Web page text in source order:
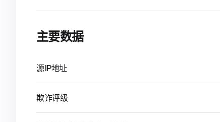
主要数据
源IP地址
欺诈评级